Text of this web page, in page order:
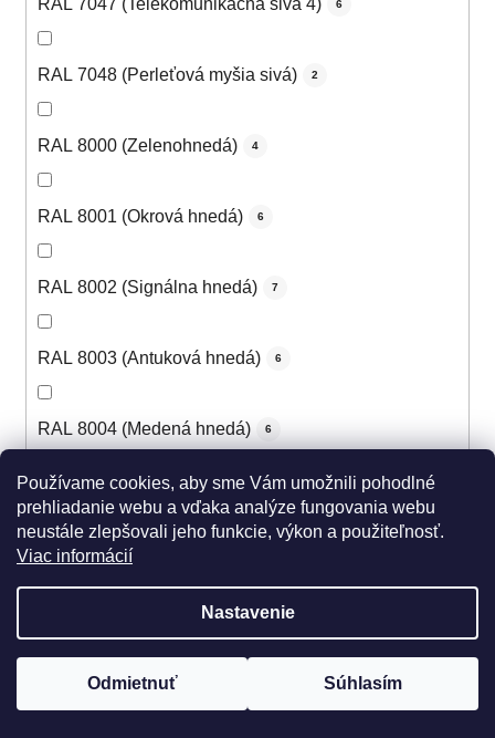
Používame cookies, aby sme Vám umožnili pohodlné
prehliadanie webu a vďaka analýze fungovania webu
neustále zlepšovali jeho funkcie, výkon a použiteľnosť.
Viac informácií
Nastavenie
Odmietnuť Súhlasím
RAL 7047 (Telekomunikačná sivá 4) 6
RAL 7048 (Perleťová myšia sivá) 2
RAL 8000 (Zelenohnedá) 4
RAL 8001 (Okrová hnedá) 6
RAL 8002 (Signálna hnedá) 7
RAL 8003 (Antuková hnedá) 6
RAL 8004 (Medená hnedá) 6
RAL 8007 (Žltohnedá svetlá)
RAL 8008 (Olivová hnedá)
RAL 8011 (Oriešková hnedá) 5
RAL 8012 (Červenohnedá) 6